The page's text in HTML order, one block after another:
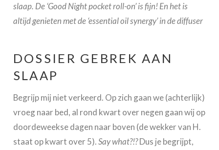
slaap. De ‘Good Night pocket roll-on’ is fijn! En het is
altijd genieten met de ‘essential oil synergy’ in de diffuser
DOSSIER GEBREK AAN
SLAAP
Begrijp mij niet verkeerd. Op zich gaan we (achterlijk)
vroeg naar bed, al rond kwart over negen gaan wij op
doordeweekse dagen naar boven (de wekker van H.
staat op kwart over 5).Say what?!?Dus je begrijpt,